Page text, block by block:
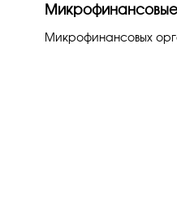
Микрофинансовых